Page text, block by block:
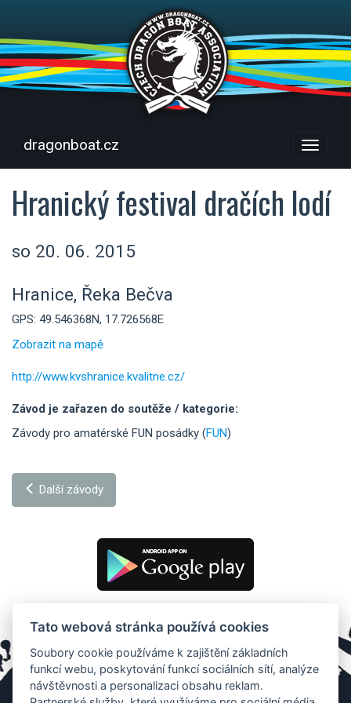
Menu
dragonboat.cz
Hranický festival dračích lodí
so 20. 06. 2015
Hranice, Řeka Bečva
GPS: 49.546368N, 17.726568E
Zobrazit na mapě
http://www.kvshranice.kvalitne.cz/
Závod je zařazen do soutěže / kategorie:
Závody pro amatérské FUN posádky (FUN)
Další závody
Tato webová stránka používá cookies
Soubory cookie používáme k zajištění základních
funkcí webu, poskytování funkcí sociálních sítí, analýze
návštěvnosti a personalizaci obsahu reklam.